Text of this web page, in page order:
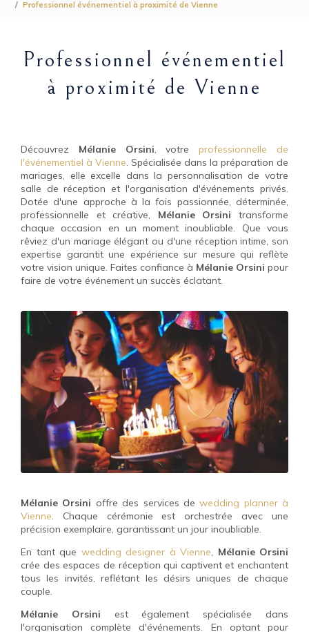
Professionnel événementiel à proximité de Vienne
Professionnel événementiel
à proximité de Vienne
Découvrez Mélanie Orsini, votre
professionnelle de
l'événementiel à Vienne. Spécialisée dans la préparation de
mariages, elle excelle dans la personnalisation de votre
salle de réception et l'organisation d'événements privés.
Dotée d'une approche à la fois passionnée, déterminée,
professionnelle et créative, Mélanie Orsini transforme
chaque occasion en un moment inoubliable. Que vous
rêviez d'un mariage élégant ou d'une réception intime, son
expertise garantit une expérience sur mesure qui reflète
votre vision unique. Faites confiance à Mélanie Orsini pour
faire de votre événement un succès éclatant.
Mélanie Orsini offre des services dewedding planner à
Vienne. Chaque cérémonie est orchestrée avec une
précision exemplaire, garantissant un jour inoubliable.
En tant que wedding designer à Vienne, Mélanie Orsini
crée des espaces de réception qui captivent et enchantent
tous les invités, reflétant les désirs uniques de chaque
couple.
Mélanie Orsini est également spécialisée dans
l'organisation complète d'événements. En optant pour